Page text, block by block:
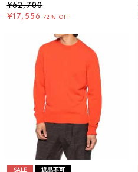
¥62,700
¥17,556 72% OFF
SALE 返品不可